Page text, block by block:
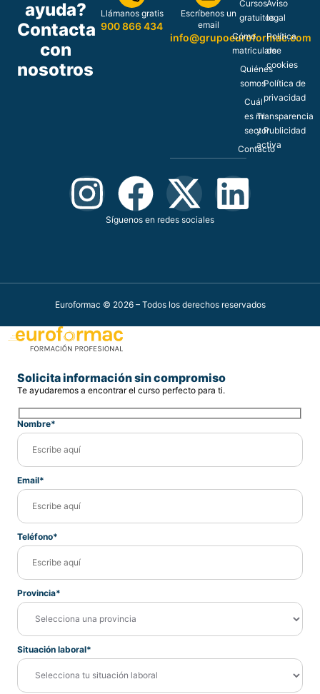
ayuda?
Contacta
con
nosotros
Llámanos gratis
900 866 434
Escríbenos un
email
info@grupoeuroformac.com
Cursos
gratuitos
Cómo
matricularse
Quiénes
somos
Cuál
es mi
sector
Contacto
Aviso
legal
Política
de
cookies
Política de
privacidad
Transparencia
y Publicidad
activa
Síguenos en redes sociales
Euroformac © 2026 – Todos los derechos reservados
Solicita información sin compromiso
Te ayudaremos a encontrar el curso perfecto para ti.
Nombre*
Email*
Teléfono*
Provincia*
Situación laboral*